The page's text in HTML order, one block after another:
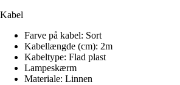
Kabel
Farve på kabel: Sort
Kabellængde (cm): 2m
Kabeltype: Flad plast
Lampeskærm
Materiale: Linnen